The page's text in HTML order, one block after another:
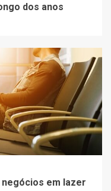
dos anos
em lazer